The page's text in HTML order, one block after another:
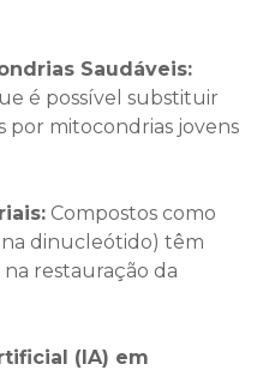
Saudáveis:
é possível substituir
por mitocondrias jovens
Compostos como
dinucleótido) têm
restauração da
(IA) em